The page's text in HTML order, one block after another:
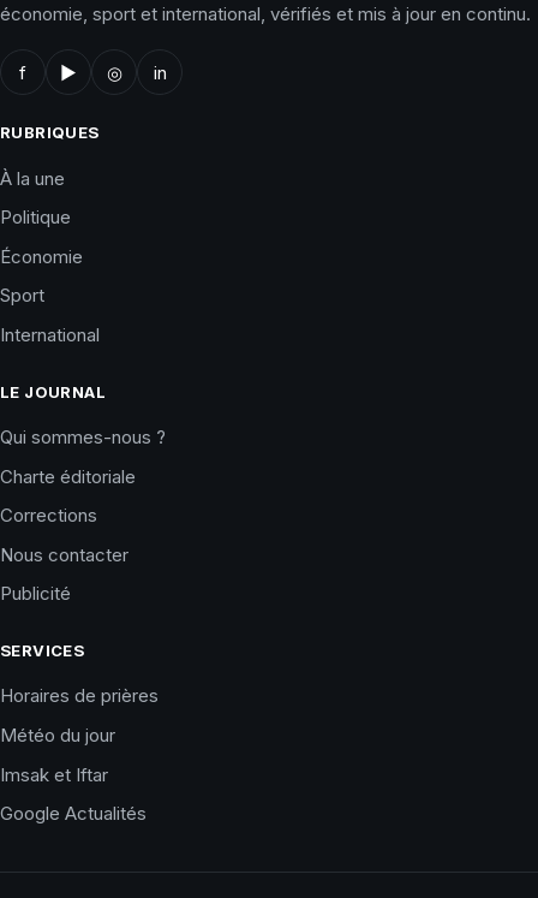
économie, sport et international, vérifiés et mis à jour en continu.
f ▶ ◎ in
RUBRIQUES
À la une
Politique
Économie
Sport
International
LE JOURNAL
Qui sommes-nous ?
Charte éditoriale
Corrections
Nous contacter
Publicité
SERVICES
Horaires de prières
Météo du jour
Imsak et Iftar
Google Actualités